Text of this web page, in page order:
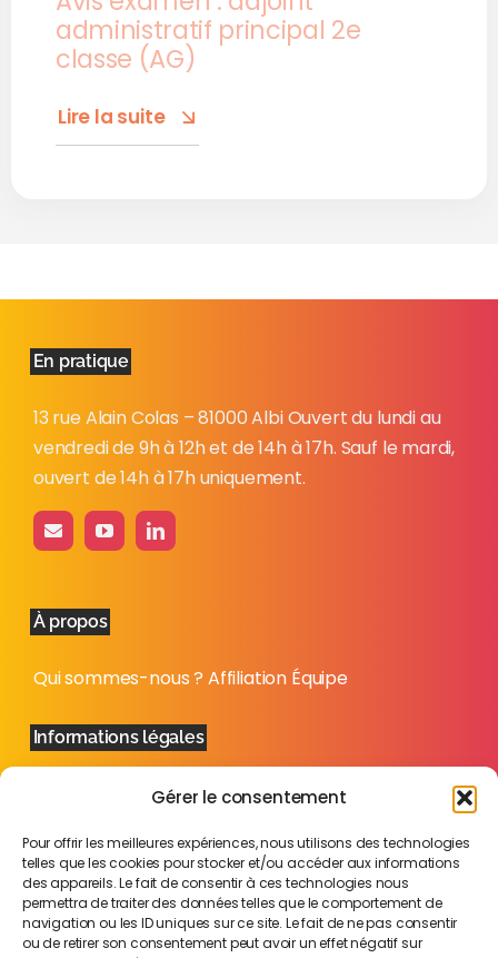
Gérer le consentement
Pour offrir les meilleures expériences, nous utilisons des technologies
telles que les cookies pour stocker et/ou accéder aux informations
des appareils. Le fait de consentir à ces technologies nous
permettra de traiter des données telles que le comportement de
navigation ou les ID uniques sur ce site. Le fait de ne pas consentir
ou de retirer son consentement peut avoir un effet négatif sur
administratif principal 2e
classe (AG)
Lire la suite
En pratique
13 rue Alain Colas – 81000 Albi Ouvert du lundi au
vendredi de 9h à 12h et de 14h à 17h. Sauf le mardi,
ouvert de 14h à 17h uniquement.
À propos
Qui sommes-nous ? Affiliation Équipe
Informations légales
Mentions légales Politique de confidentialité